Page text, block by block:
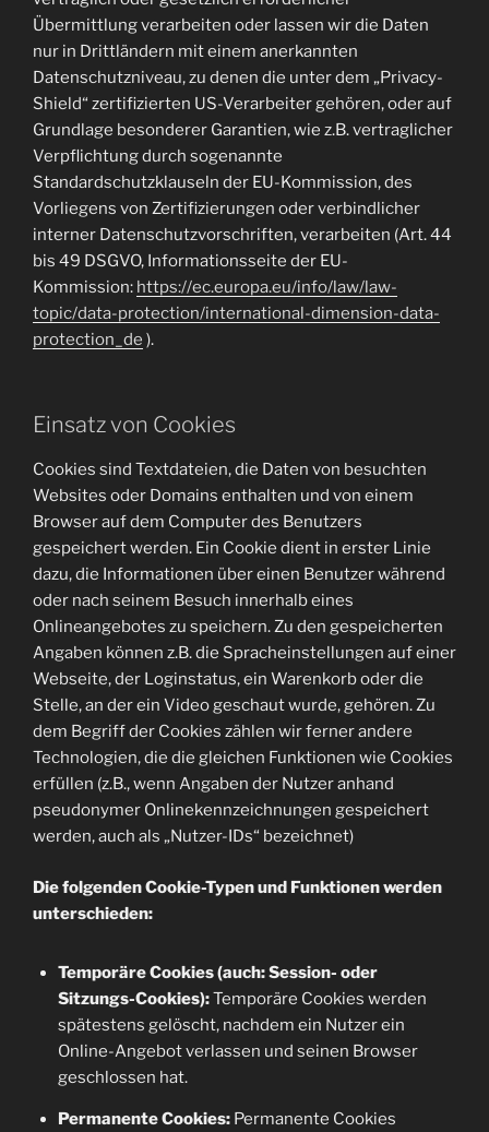
Übermittlung verarbeiten oder lassen wir die Daten
nur in Drittländern mit einem anerkannten
Datenschutzniveau, zu denen die unter dem „Privacy-
Shield“ zertifizierten US-Verarbeiter gehören, oder auf
Grundlage besonderer Garantien, wie z.B. vertraglicher
Verpflichtung durch sogenannte
Standardschutzklauseln der EU-Kommission, des
Vorliegens von Zertifizierungen oder verbindlicher
interner Datenschutzvorschriften, verarbeiten (Art. 44
bis 49 DSGVO, Informationsseite der EU-
Kommission: https://ec.europa.eu/info/law/law-
topic/data-protection/international-dimension-data-
protection_de ).
Einsatz von Cookies
Cookies sind Textdateien, die Daten von besuchten
Websites oder Domains enthalten und von einem
Browser auf dem Computer des Benutzers
gespeichert werden. Ein Cookie dient in erster Linie
dazu, die Informationen über einen Benutzer während
oder nach seinem Besuch innerhalb eines
Onlineangebotes zu speichern. Zu den gespeicherten
Angaben können z.B. die Spracheinstellungen auf einer
Webseite, der Loginstatus, ein Warenkorb oder die
Stelle, an der ein Video geschaut wurde, gehören. Zu
dem Begriff der Cookies zählen wir ferner andere
Technologien, die die gleichen Funktionen wie Cookies
erfüllen (z.B., wenn Angaben der Nutzer anhand
pseudonymer Onlinekennzeichnungen gespeichert
werden, auch als „Nutzer-IDs“ bezeichnet)
Die folgenden Cookie-Typen und Funktionen werden
unterschieden:
Temporäre Cookies (auch: Session- oder
Sitzungs-Cookies):Temporäre Cookies werden
spätestens gelöscht, nachdem ein Nutzer ein
Online-Angebot verlassen und seinen Browser
geschlossen hat.
Permanente Cookies:Permanente Cookies